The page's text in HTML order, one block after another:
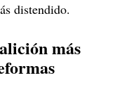
distendido.
más